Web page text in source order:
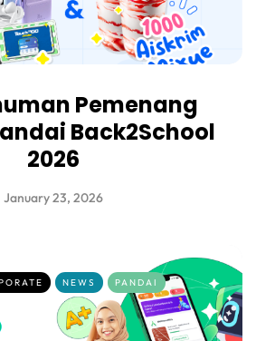
Pemenang
Back2School
2026
January 23, 2026
NEWS
PANDAI